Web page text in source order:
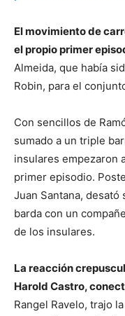
El movimiento de
el propio primer
Almeida, que había
Robin, para el
Con sencillos de
sumado a un triple
insulares empezaron
primer episodio.
Juan Santana,
barda con un
de los insulares.
La reacción
Harold Castro,
Rangel Ravelo, trajo